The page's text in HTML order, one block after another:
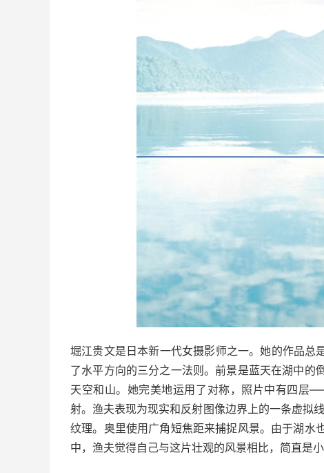
堀江贵文是日本新一代女摄影师之一。她的作品总
了水平方向的三分之一法则。前景是蓝天在湖中的倒
天空和山。 她完美地运用了对称，照片中有四层
射。 渔夫表现为现实和反射图像边界上的一条虚拟线
纹理。奥里使用广角短焦距来捕捉风景。由于湖水
中，渔夫觉得自己与这片壮观的风景相比，简直是